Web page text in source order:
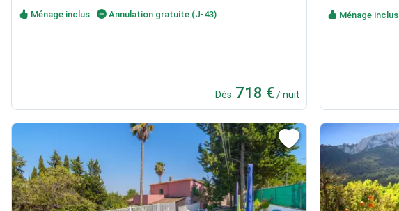
Ménage inclus Annulation gratuite (J-43)
Dès 718 € / nuit
Ménage inclus